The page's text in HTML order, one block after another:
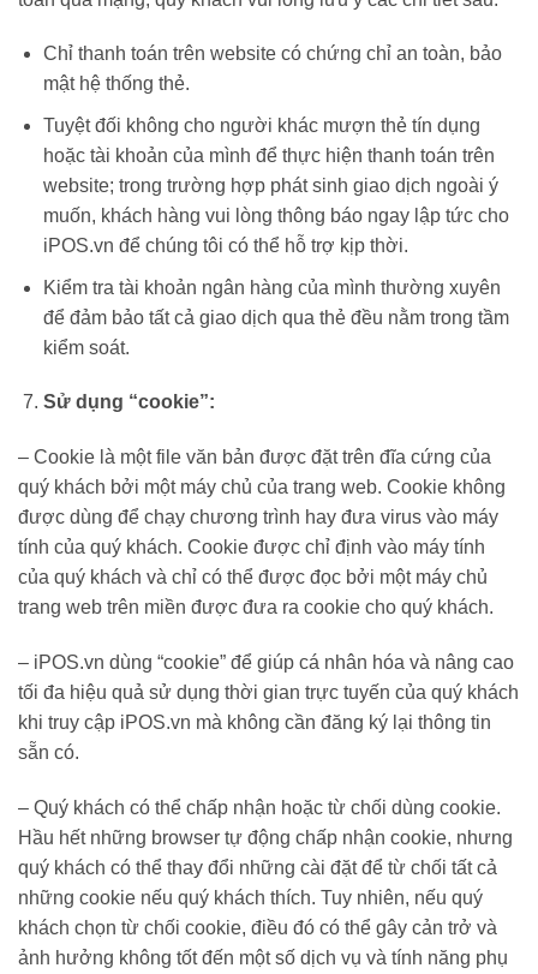
Chỉ thanh toán trên website có chứng chỉ an toàn, bảo
mật hệ thống thẻ.
Tuyệt đối không cho người khác mượn thẻ tín dụng
hoặc tài khoản của mình để thực hiện thanh toán trên
website; trong trường hợp phát sinh giao dịch ngoài ý
muốn, khách hàng vui lòng thông báo ngay lập tức cho
iPOS.vn để chúng tôi có thể hỗ trợ kịp thời.
Kiểm tra tài khoản ngân hàng của mình thường xuyên
để đảm bảo tất cả giao dịch qua thẻ đều nằm trong tầm
kiểm soát.
Sử dụng “cookie”:
– Cookie là một file văn bản được đặt trên đĩa cứng của
quý khách bởi một máy chủ của trang web. Cookie không
được dùng để chạy chương trình hay đưa virus vào máy
tính của quý khách. Cookie được chỉ định vào máy tính
của quý khách và chỉ có thể được đọc bởi một máy chủ
trang web trên miền được đưa ra cookie cho quý khách.
– iPOS.vn dùng “cookie” để giúp cá nhân hóa và nâng cao
tối đa hiệu quả sử dụng thời gian trực tuyến của quý khách
khi truy cập iPOS.vn mà không cần đăng ký lại thông tin
sẵn có.
– Quý khách có thể chấp nhận hoặc từ chối dùng cookie.
Hầu hết những browser tự động chấp nhận cookie, nhưng
quý khách có thể thay đổi những cài đặt để từ chối tất cả
những cookie nếu quý khách thích. Tuy nhiên, nếu quý
khách chọn từ chối cookie, điều đó có thể gây cản trở và
ảnh hưởng không tốt đến một số dịch vụ và tính năng phụ